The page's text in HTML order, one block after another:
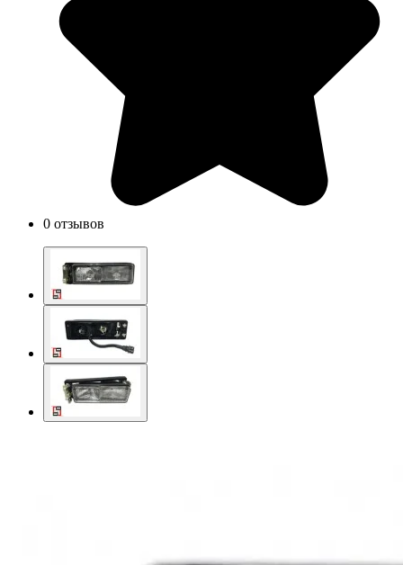
0 отзывов